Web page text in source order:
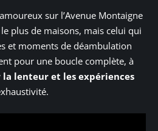
sur l’Avenue Montaigne
plus de maisons, mais celui qui
et moments de déambulation
pour une boucle complète, à
lenteur et les expériences